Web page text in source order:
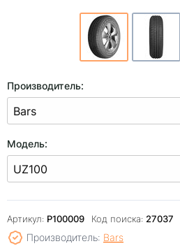
Производитель:
Модель:
Артикул: P100009 Код поиска: 27037
Производитель: Bars